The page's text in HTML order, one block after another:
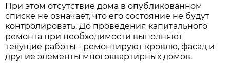
При этом отсутствие дома в опубликованном
списке не означает, что его состояние не будут
контролировать. До проведения капитального
ремонта при необходимости выполняют
текущие работы - ремонтируют кровлю, фасад и
другие элементы многоквартирных домов.